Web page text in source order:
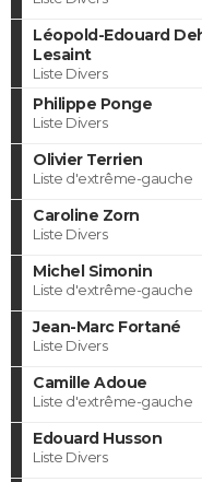
Léopold-Edouard
Lesaint
Liste Divers
Philippe Ponge
Liste Divers
Olivier Terrien
Liste d'extrême-gauche
Caroline Zorn
Liste Divers
Michel Simonin
Liste d'extrême-gauche
Jean-Marc Fortané
Liste Divers
Camille Adoue
Liste d'extrême-gauche
Edouard Husson
Liste Divers